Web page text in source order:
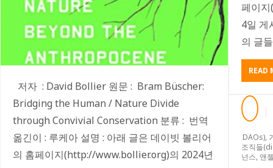
저자 : David Bollier 원문 : Bram Büscher:
Bridging the Human / Nature Divide
through Convivial Conservation 분류 : 번역
옮긴이 : 루케아 설명 : 아래 글은 데이빗 볼리어
의 홈페이지(http://www.bollier.org)의 2024년
페이
4일 게
의 글
READ
DAOs),
조직들
넌스,앤